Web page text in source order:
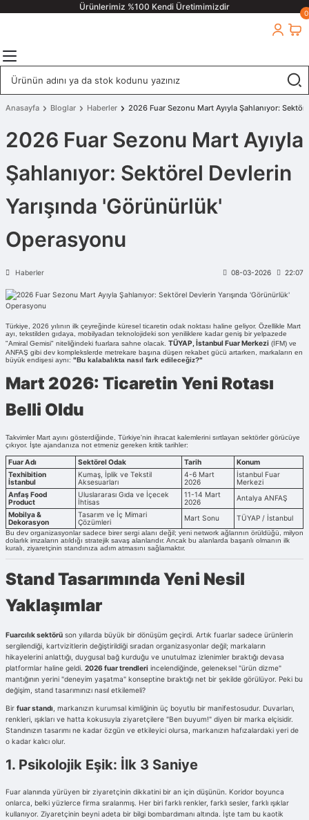
Ürünlerimiz %100 Kendi Üretimimizdir
0
Anasayfa Bloglar Haberler 2026 Fuar Sezonu Mart Ayıyla Şahlanıyor:
2026 Fuar Sezonu Mart Ayıyla
Şahlanıyor: Sektörel Devlerin
Yarışında 'Görünürlük'
Operasyonu
Haberler 08-03-2026 22:07
Türkiye, 2026 yılının ilk çeyreğinde küresel ticaretin odak noktası haline geliyor. Özellikle Mart
ayı, tekstilden gıdaya, mobilyadan teknolojideki son yeniliklere kadar geniş bir yelpazede
"Amiral Gemisi" niteliğindeki fuarlara sahne olacak. TÜYAP, İstanbul Fuar Merkezi (İFM) ve
ANFAŞ gibi dev komplekslerde metrekare başına düşen rekabet gücü artarken, markaların en
büyük endişesi aynı: "Bu kalabalıkta nasıl fark edileceğiz?"
Mart 2026: Ticaretin Yeni Rotası
Belli Oldu
Takvimler Mart ayını gösterdiğinde, Türkiye'nin ihracat kalemlerini sırtlayan sektörler görücüye
çıkıyor. İşte ajandanıza not etmeniz gereken kritik tarihler:
Fuar Adı Sektörel Odak Tarih
Konum
Texhibition
İstanbul
Kumaş, İplik ve Tekstil
Aksesuarları
4-6 Mart
2026
İstanbul Fuar
Merkezi
Anfaş Food
Product
Uluslararası Gıda ve İçecek
İhtisas
11-14 Mart
2026
Antalya ANFAŞ
Mobilya &
Dekorasyon
Tasarım ve İç Mimari
Çözümleri
Mart Sonu TÜYAP / İstanbul
Bu dev organizasyonlar sadece birer sergi alanı değil; yeni network ağlarının örüldüğü, milyon
dolarlık imzaların atıldığı stratejik savaş alanlarıdır. Ancak bu alanlarda başarılı olmanın ilk
kuralı, ziyaretçinin standınıza adım atmasını sağlamaktır.
Stand Tasarımında Yeni Nesil
Yaklaşımlar
Fuarcılık sektörü son yıllarda büyük bir dönüşüm geçirdi. Artık fuarlar sadece ürünlerin
sergilendiği, kartvizitlerin değiştirildiği sıradan organizasyonlar değil; markaların
hikayelerini anlattığı, duygusal bağ kurduğu ve unutulmaz izlenimler bıraktığı devasa
platformlar haline geldi. 2026 fuar trendleri incelendiğinde, geleneksel "ürün dizme"
mantığının yerini "deneyim yaşatma" konseptine bıraktığı net bir şekilde görülüyor. Peki bu
değişim, stand tasarımınızı nasıl etkilemeli?
Bir fuar standı , markanızın kurumsal kimliğinin üç boyutlu bir manifestosudur. Duvarları,
renkleri, ışıkları ve hatta kokusuyla ziyaretçilere "Ben buyum!" diyen bir marka elçisidir.
Standınızın tasarımı ne kadar özgün ve etkileyici olursa, markanızın hafızalardaki yeri de
o kadar kalıcı olur.
1. Psikolojik Eşik: İlk 3 Saniye
Fuar alanında yürüyen bir ziyaretçinin dikkatini bir an için düşünün. Koridor boyunca
onlarca, belki yüzlerce firma sıralanmış. Her biri farklı renkler, farklı sesler, farklı ışıklar
kullanıyor. Ziyaretçinin beyni adeta bir bilgi bombardımanı altında. İşte tam bu kaotik